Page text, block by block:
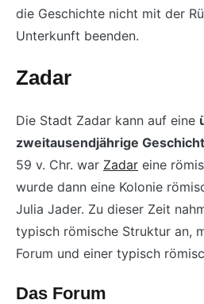
die Geschichte nicht mit der
Unterkunft beenden.
Zadar
Die Stadt Zadar kann auf eine
zweitausendjährige
59 v. Chr. war Zadar eine
wurde dann eine Kolonie
Julia Jader. Zu dieser Zeit
typisch römische Struktur an,
Forum und einer typisch
Das Forum